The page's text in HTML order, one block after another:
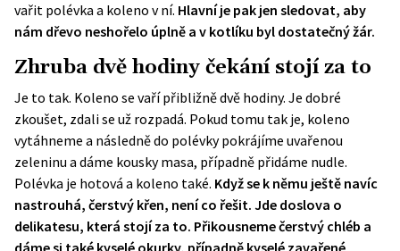
vařit polévka a koleno v ní. Hlavní je pak jen sledovat, aby
nám dřevo neshořelo úplně a v kotlíku byl dostatečný žár.
Zhruba dvě hodiny čekání stojí za to
Je to tak. Koleno se vaří přibližně dvě hodiny. Je dobré
zkoušet, zdali se už rozpadá. Pokud tomu tak je, koleno
vytáhneme a následně do polévky pokrájíme uvařenou
zeleninu a dáme kousky masa, případně přidáme nudle.
Polévka je hotová a koleno také. Když se k němu ještě navíc
nastrouhá, čerstvý křen, není co řešit. Jde doslova o
delikatesu, která stojí za to. Přikousneme čerstvý chléb a